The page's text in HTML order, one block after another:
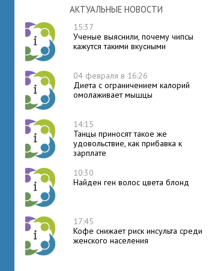
АКТУАЛЬНЫЕ НОВОСТИ
15:37
Ученые выяснили, почему чипсы
кажутся такими вкусными
04 февраля в 16:26
Диета с ограничением калорий
омолаживает мышцы
14:15
Танцы приносят такое же
удовольствие, как прибавка к
зарплате
10:30
Найден ген волос цвета блонд
17:45
Кофе снижает риск инсульта среди
женского населения